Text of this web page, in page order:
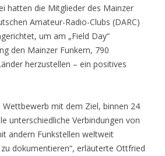
hatten die Mitglieder des Mainzer
Amateur-Radio-Clubs (DARC)
um am „Field Day“
den Mainzer Funkern, 790
herzustellen – ein positives
Wettbewerb mit dem Ziel, binnen 24
unterschiedliche Verbindungen von
andern Funkstellen weltweit
dokumentieren“, erläuterte Ottfried